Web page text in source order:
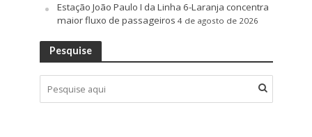
Estação João Paulo I da Linha 6-Laranja concentra
maior fluxo de passageiros 4 de agosto de 2026
Pesquise